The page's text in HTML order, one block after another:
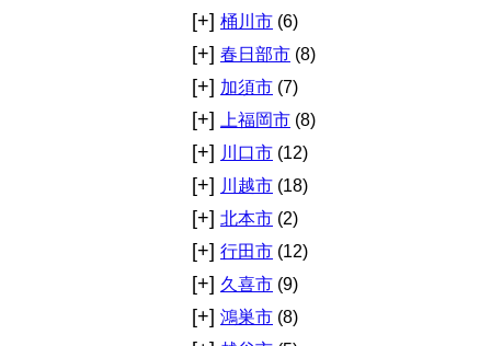
[+] 桶川市 (6)
[+] 春日部市 (8)
[+] 加須市 (7)
[+] 上福岡市 (8)
[+] 川口市 (12)
[+] 川越市 (18)
[+] 北本市 (2)
[+] 行田市 (12)
[+] 久喜市 (9)
[+] 鴻巣市 (8)